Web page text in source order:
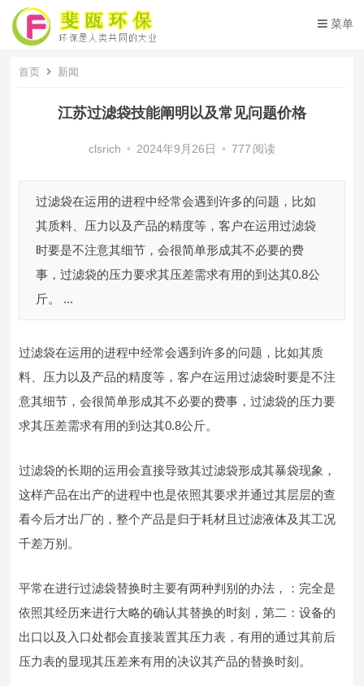
菜单
首页 新闻
江苏过滤袋技能阐明以及常见问题价格
clsrich • 2024年9月26日 • 777 阅读
过滤袋在运用的进程中经常会遇到许多的问题，比如
其质料、压力以及产品的精度等，客户在运用过滤袋
时要是不注意其细节，会很简单形成其不必要的费
事，过滤袋的压力要求其压差需求有用的到达其0.8公
斤。 ...
过滤袋在运用的进程中经常会遇到许多的问题，比如其质
料、压力以及产品的精度等，客户在运用过滤袋时要是不注
意其细节，会很简单形成其不必要的费事，过滤袋的压力要
求其压差需求有用的到达其0.8公斤。
过滤袋的长期的运用会直接导致其过滤袋形成其暴袋现象，
这样产品在出产的进程中也是依照其要求并通过其层层的查
看今后才出厂的，整个产品是归于耗材且过滤液体及其工况
千差万别。
平常在进行过滤袋替换时主要有两种判别的办法，：完全是
依照其经历来进行大略的确认其替换的时刻，第二：设备的
出口以及入口处都会直接装置其压力表，有用的通过其前后
压力表的显现其压差来有用的决议其产品的替换时刻。